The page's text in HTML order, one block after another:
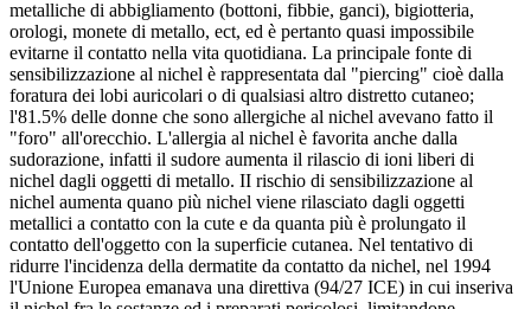
metalliche di abbigliamento (bottoni, fibbie, ganci), bigiotteria,
orologi, monete di metallo, ect, ed è pertanto quasi impossibile
evitarne il contatto nella vita quotidiana. La principale fonte di
sensibilizzazione al nichel è rappresentata dal "piercing" cioè dalla
foratura dei lobi auricolari o di qualsiasi altro distretto cutaneo;
l'81.5% delle donne che sono allergiche al nichel avevano fatto il
"foro" all'orecchio. L'allergia al nichel è favorita anche dalla
sudorazione, infatti il sudore aumenta il rilascio di ioni liberi di
nichel dagli oggetti di metallo. II rischio di sensibilizzazione al
nichel aumenta quano più nichel viene rilasciato dagli oggetti
metallici a contatto con la cute e da quanta più è prolungato il
contatto dell'oggetto con la superficie cutanea. Nel tentativo di
ridurre l'incidenza della dermatite da contatto da nichel, nel 1994
l'Unione Europea emanava una direttiva (94/27 ICE) in cui inseriva